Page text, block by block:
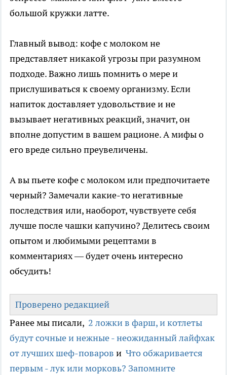
большой кружки латте.
Главный вывод: кофе с молоком не
представляет никакой угрозы при разумном
подходе. Важно лишь помнить о мере и
прислушиваться к своему организму. Если
напиток доставляет удовольствие и не
вызывает негативных реакций, значит, он
вполне допустим в вашем рационе. А мифы о
его вреде сильно преувеличены.
А вы пьете кофе с молоком или предпочитаете
черный? Замечали какие-то негативные
последствия или, наоборот, чувствуете себя
лучше после чашки капучино? Делитесь своим
опытом и любимыми рецептами в
комментариях — будет очень интересно
обсудить!
Проверено редакцией
Ранее мы писали, 2 ложки в фарш, и котлеты
будут сочные и нежные - неожиданный лайфхак
от лучших шеф-поваров и Что обжаривается
первым - лук или морковь? Запомните